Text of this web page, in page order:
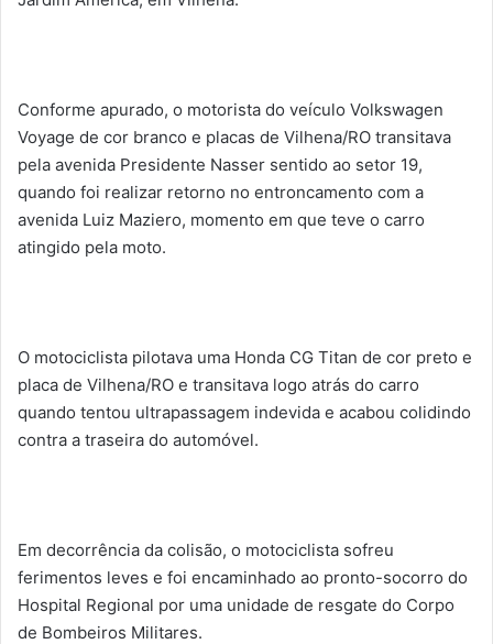
Conforme apurado, o motorista do veículo Volkswagen
Voyage de cor branco e placas de Vilhena/RO transitava
pela avenida Presidente Nasser sentido ao setor 19,
quando foi realizar retorno no entroncamento com a
avenida Luiz Maziero, momento em que teve o carro
atingido pela moto.
O motociclista pilotava uma Honda CG Titan de cor preto e
placa de Vilhena/RO e transitava logo atrás do carro
quando tentou ultrapassagem indevida e acabou colidindo
contra a traseira do automóvel.
Em decorrência da colisão, o motociclista sofreu
ferimentos leves e foi encaminhado ao pronto-socorro do
Hospital Regional por uma unidade de resgate do Corpo
de Bombeiros Militares.